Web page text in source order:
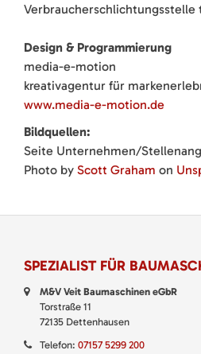
Verbraucherschlichtungsstelle
Design & Programmierung
media-e-motion
kreativagentur für
www.media-e-motion.de
Bildquellen:
Seite Unternehmen/
Photo by Scott Graham on
SPEZIALIST FÜR
M&V Veit Baumaschinen eGbR
Torstraße 11
72135 Dettenhausen
Telefon: 07157 5299 200